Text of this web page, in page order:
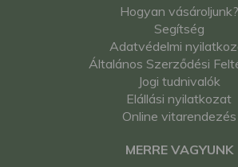
Hogyan vásároljunk?
Segítség
Adatvédelmi
Általános Szerződési
Jogi tudnivalók
Elállási nyilatkozat
Online vitarendezés
MERRE VAGYUNK